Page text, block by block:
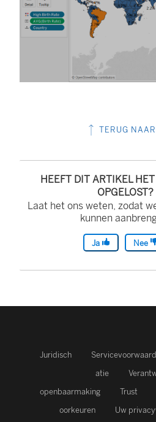
TERUG
HEEFT DIT ARTIKEL
OPGELOST?
Laat het ons weten, zodat
kunnen
Ja Nee
Juridisch
atie
openbaarmaking
Trust
oorkeuren
Uw